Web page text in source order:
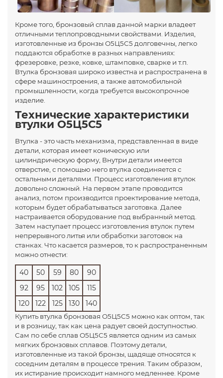
Кроме того, бронзовый сплав данной марки владеет
отличными теплопроводными свойствами. Изделия,
изготовленные из бронзы О5Ц5С5 долговечны, легко
поддаются обработке в разных направлениях:
фрезеровке, резке, ковке, штамповке, сварке и т.п.
Втулка бронзовая широко известна и распространена в
сфере машиностроения, а также автомобильной
промышленности, когда требуется высокопрочное
изделие.
Технические характеристики
втулки О5Ц5С5
Втулка - это часть механизма, представленная в виде
детали, которая имеет коническую или
цилиндрическую форму, Внутри детали имеется
отверстие, с помощью него втулка соединяется с
остальными деталями. Процесс изготовления втулок
довольно сложный. На первом этапе проводится
анализ, потом производится проектирование метода,
которым будет обрабатываться заготовка. Далее
настраивается оборудование под выбранный метод.
Затем наступает процесс изготовления втулок путем
непрерывного литья или обработки заготовок на
станках. Что касается размеров, то к распространенным
можно отнести:
40 50 59 80
90
92
95 102 105
115
120
122 125 130 140
Купить втулка бронзовая О5Ц5С5 можно как оптом, так
и в розницу, так как цена радует своей доступностью.
Сам по себе сплав О5Ц5С5 является одним из самых
мягких бронзовых сплавов. Поэтому детали,
изготовленные из такой бронзы, щадяще относятся к
соседним деталям в процессе трения. Таким образом,
их истирание происходит намного медленнее. Кроме